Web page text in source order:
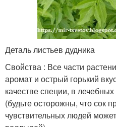
Деталь листьев дудника
Свойства : Все части
аромат и острый горький
качестве специи, в
(будьте осторожны, что сок
чувствительных людей